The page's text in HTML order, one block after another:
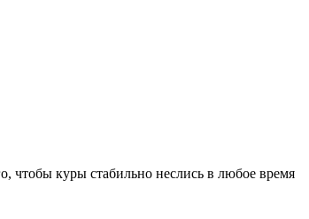
чтобы куры стабильно неслись в любое время